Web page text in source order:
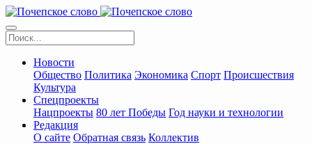
Новости
Общество Политика Экономика Спорт Происшествия
Культура
Спецпроекты
Нацпроекты 80 лет Победы Год науки и технологии
Редакция
О сайте Обратная связь Коллектив